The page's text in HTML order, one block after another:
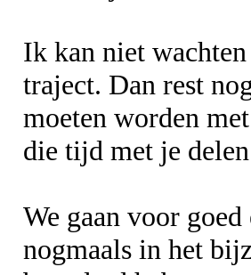
Ik kan niet
traject. Dan rest
moeten worden
die tijd met je
We gaan voor
nogmaals in het